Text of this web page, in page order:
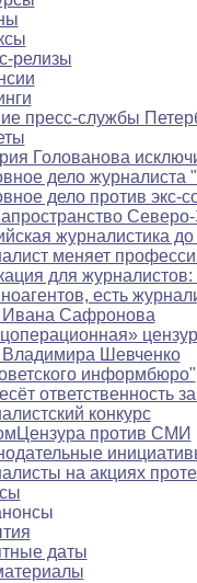
релизы
пресс-службы
Голованова
дело журналиста
дело против экс-
журналистика
меняет
для журналистов:
есть
Ивана Сафронова
Шевченко
информбюро"
ответственность
конкурс
против СМИ
на акциях
даты